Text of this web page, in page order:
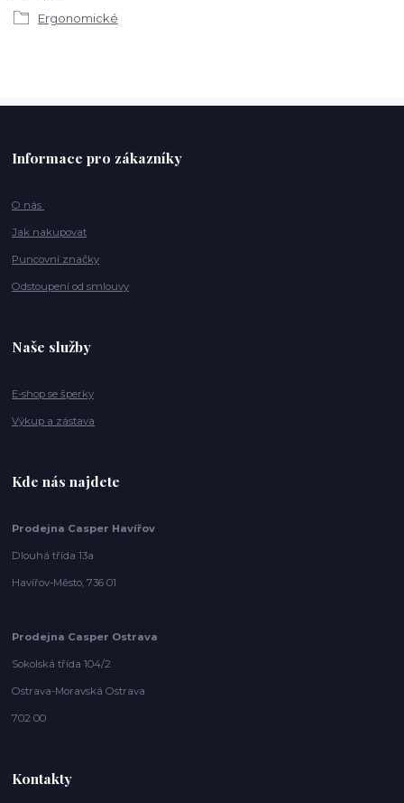
Ergonomické
Informace pro zákazníky
O nás
Jak nakupovat
Puncovní značky
Odstoupení od smlouvy
Naše služby
E-shop se šperky
Výkup a zástava
Kde nás najdete
Prodejna Casper Havířov
Dlouhá třída 13a
Havířov-Město, 736 01
Prodejna Casper Ostrava
Sokolská třída 104/2
Ostrava-Moravská Ostrava
702 00
Kontakty